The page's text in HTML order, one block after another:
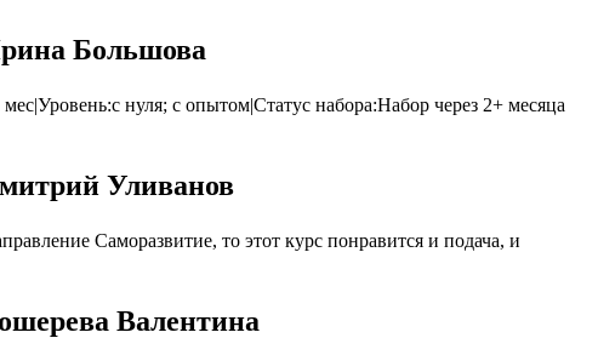
Большова
нуля; с опытом|Статус набора:Набор через 2+ месяца
Уливанов
Саморазвитие, то этот курс понравится и подача, и
Валентина